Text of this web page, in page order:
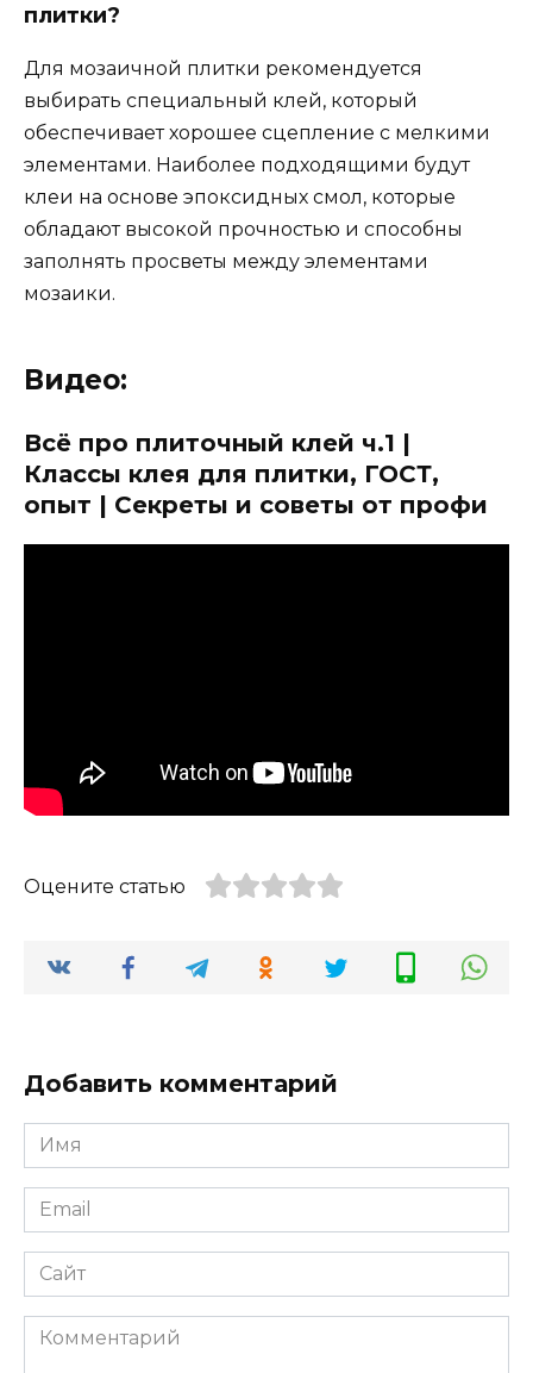
плитки?
Для мозаичной плитки рекомендуется
выбирать специальный клей, который
обеспечивает хорошее сцепление с мелкими
элементами. Наиболее подходящими будут
клеи на основе эпоксидных смол, которые
обладают высокой прочностью и способны
заполнять просветы между элементами
мозаики.
Видео:
Всё про плиточный клей ч.1 |
Классы клея для плитки, ГОСТ,
опыт | Секреты и советы от профи
Оцените статью
Добавить комментарий
Имя
*
Email
*
Сайт
Комментарий